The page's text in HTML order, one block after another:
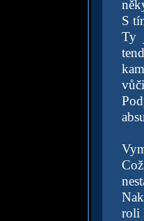
S
Ty
roli